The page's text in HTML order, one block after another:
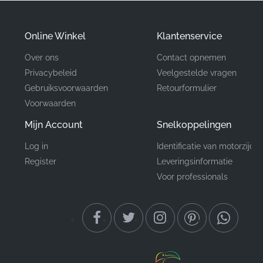
Fabrikant
Montagepositie Middelste rechterkuip*
Type
Het kiezen van de juiste sticker voor je CBR125R zorgt
erfgoed blijft. Het vervangen van vervaagde of
beschadigde graphics door nieuwe OEM-stickers is de
snelste en meest kosteneffectieve manier om het
uiterlijk van je motorfiets drastisch te transformeren.
Online Winkel
Over ons
Privacybeleid
Gebruiksvoorwaarden
Voorwaarden
Mijn Account
Log in
Register
Klantenservice
Contact opnemen
Veelgestelde vragen
Retourformulier
Snelkoppelingen
Identificatie van
Leveringsinformatie
Voor professionals